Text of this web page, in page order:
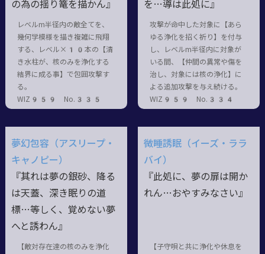
の為の揺り篭を描かん』
レベルm半径内の敵全てを、
幾何学模様を描き複雑に飛翔
する、レベル×10本の【清
き水柱が、核のみを浄化する
結界に成る事】で包囲攻撃す
る。
WIZ959 No.335
を…導は此処に』
攻撃が命中した対象に【あら
ゆる浄化を招く祈り】を付与
し、レベルm半径内に対象が
いる間、【仲間の異常や傷を
治し、対象には核の浄化】に
よる追加攻撃を与え続ける。
WIZ959 No.334
夢幻包容（アスリープ・
キャノピー）
『其れは夢の銀砂、降る
は天蓋、深き眠りの道
標…等しく、覚めない夢
へと誘わん』
【敵対存在達の核のみを浄化
微睡誘眠（イーズ・ララ
バイ）
『此処に、夢の扉は開か
れん…おやすみなさい』
【子守唄と共に浄化や休息を